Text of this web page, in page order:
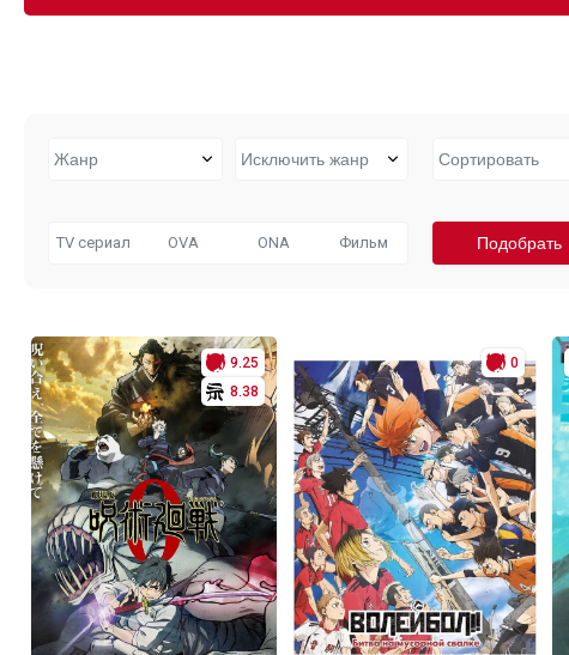
TV сериал OVA ONA Фильм
9.25
8.38
0